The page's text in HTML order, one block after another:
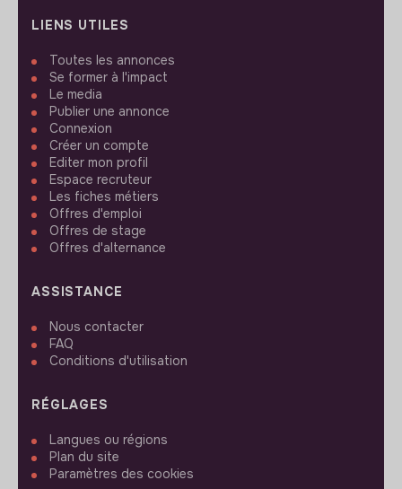
LIENS UTILES
Toutes les annonces
Se former à l'impact
Le media
Publier une annonce
Connexion
Créer un compte
Editer mon profil
Espace recruteur
Les fiches métiers
Offres d'emploi
Offres de stage
Offres d'alternance
ASSISTANCE
Nous contacter
FAQ
Conditions d'utilisation
RÉGLAGES
Langues ou régions
Plan du site
Paramètres des cookies